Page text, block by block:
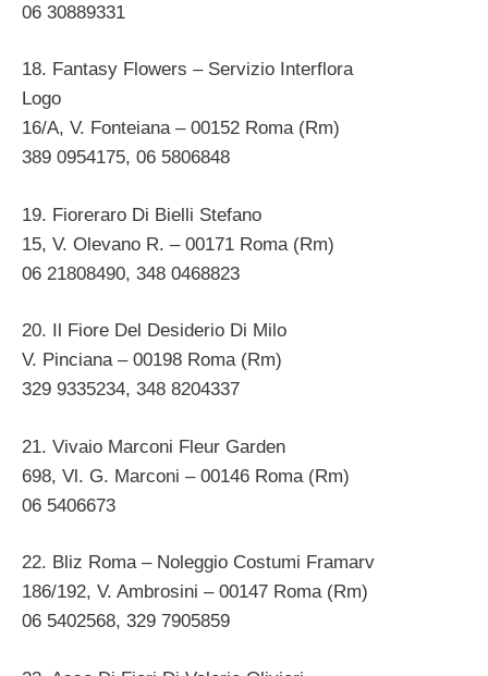
06 30889331
18. Fantasy Flowers – Servizio Interflora
Logo
16/A, V. Fonteiana – 00152 Roma (Rm)
389 0954175, 06 5806848
19. Fioreraro Di Bielli Stefano
15, V. Olevano R. – 00171 Roma (Rm)
06 21808490, 348 0468823
20. Il Fiore Del Desiderio Di Milo
V. Pinciana – 00198 Roma (Rm)
329 9335234, 348 8204337
21. Vivaio Marconi Fleur Garden
698, Vl. G. Marconi – 00146 Roma (Rm)
06 5406673
22. Bliz Roma – Noleggio Costumi Framarv
186/192, V. Ambrosini – 00147 Roma (Rm)
06 5402568, 329 7905859